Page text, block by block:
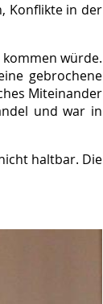
Konflikte in der
kommen würde.
gebrochene
Miteinander
und war in
haltbar. Die